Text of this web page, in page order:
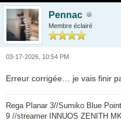
Pennac
Membre éclairé
03-17-2026, 10:54 PM
Erreur corrigée… je vais finir
Rega Planar 3//Sumiko Blue
9 //streamer INNUOS ZENITH